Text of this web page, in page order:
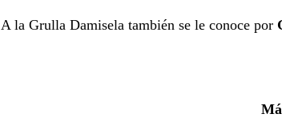
A la Grulla Damisela también se le conoce por